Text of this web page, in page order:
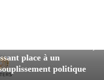
place à un
politique